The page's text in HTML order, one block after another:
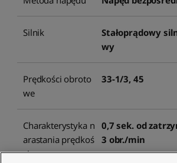
Silnik
Stałoprądowy
wy
Prędkości obroto
we
33-1/3, 45
Charakterystyka n
arastania prędkoś
ci
0,7 sek. od
3 obr./min